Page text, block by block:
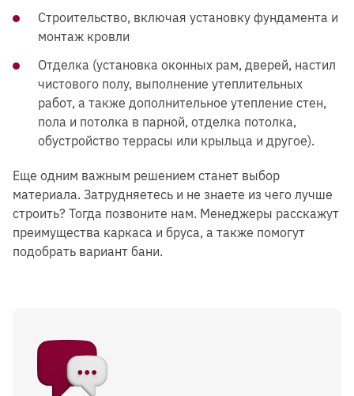
Строительство, включая установку фундамента и
монтаж кровли
Отделка (установка оконных рам, дверей, настил
чистового полу, выполнение утеплительных
работ, а также дополнительное утепление стен,
пола и потолка в парной, отделка потолка,
обустройство террасы или крыльца и другое).
Еще одним важным решением станет выбор
материала. Затрудняетесь и не знаете из чего лучше
строить? Тогда позвоните нам. Менеджеры расскажут
преимущества каркаса и бруса, а также помогут
подобрать вариант бани.